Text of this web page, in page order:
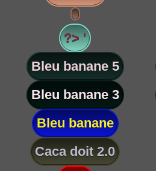
?> '
Bleu banane 5
Bleu banane 3
Bleu banane
Caca doit 2.0